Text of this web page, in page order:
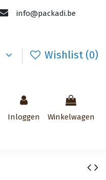
info@packadi.be
Wishlist (0)
Inloggen Winkelwagen